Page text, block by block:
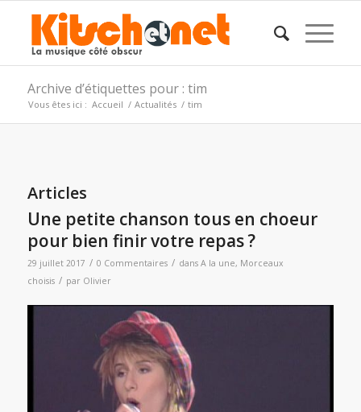
Archive d’étiquettes pour : tim
Vous êtes ici : Accueil / Actualités / tim
Articles
Une petite chanson tous en choeur
pour bien finir votre repas ?
29 juillet 2017 / 0 Commentaires / dans A la une, Morceaux
choisis / par Olivier